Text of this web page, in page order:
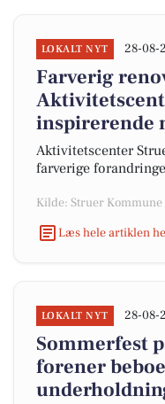
LOKALT NYT 28-08-
Farverig
inspirerende
Aktivitetscenter
farverige
Kilde: Struer Kommune
Læs hele artiklen
LOKALT NYT 28-08-
Sommerfest
forener